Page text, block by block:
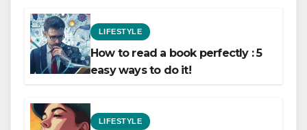
LIFESTYLE
How to read a book perfectly : 5
easy ways to do it!
LIFESTYLE